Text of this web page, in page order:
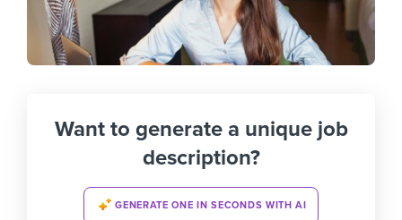
Want to generate a unique job
description?
GENERATE ONE IN SECONDS WITH AI